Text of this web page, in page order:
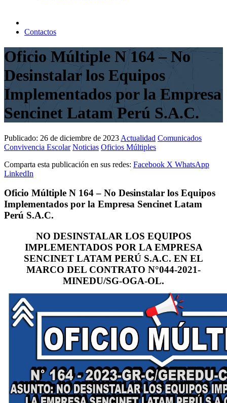
Contactos
Oficio Múltiple N 164 – No
Desinstalar los Equipos
Implementados por la Empresa
Sencinet Latam Perú S.A.C.
Publicado: 26 de diciembre de 2023 Actualidad Comunicados
Convivencia Escolar Noticias Oficios Múltiples
Comparta esta publicación en sus redes: Facebook X WhatsApp
LinkedIn
Oficio Múltiple N 164 – No Desinstalar los Equipos
Implementados por la Empresa Sencinet Latam
Perú S.A.C.
NO DESINSTALAR LOS EQUIPOS
IMPLEMENTADOS POR LA EMPRESA
SENCINET LATAM PERÚ S.A.C. EN EL
MARCO DEL CONTRATO N°044-2021-
MINEDU/SG-OGA-OL.